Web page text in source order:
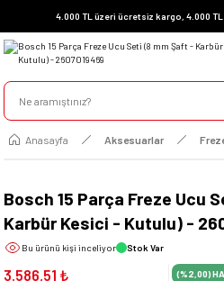
4.000 TL üzeri ücretsiz kargo, 4.000 TL
Anasayfa Aksesuarlar
Bosch 15 Parça Freze Ucu
Karbür Kesici - Kutulu) -
Bu ürünü kişi inceliyor Stok Var
3.586,51 ₺ (%2,00)